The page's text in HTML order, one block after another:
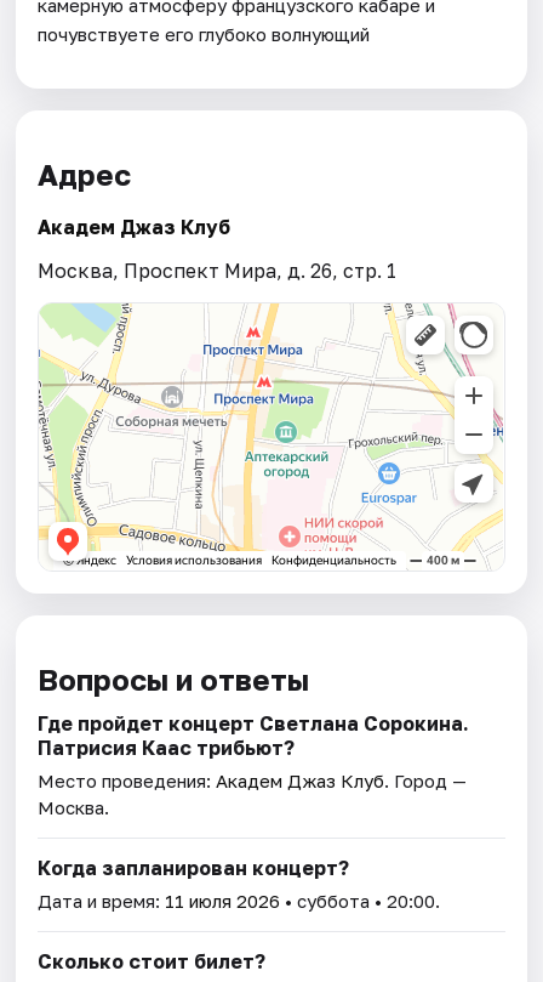
камерную атмосферу французского кабаре и
почувствуете его глубоко волнующий
Адрес
Академ Джаз Клуб
Москва, Проспект Мира, д. 26, стр. 1
Вопросы и ответы
Где пройдет концерт Светлана Сорокина.
Патрисия Каас трибьют?
Место проведения:Академ Джаз Клуб. Город —
Москва.
Когда запланирован концерт?
Дата и время: 11 июля 2026 • суббота • 20:00.
Сколько стоит билет?